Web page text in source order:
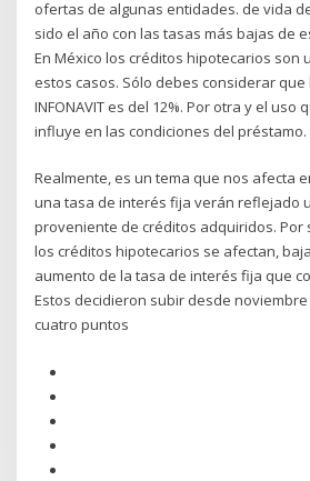
ofertas de algunas entidades. de vida
sido el año con las tasas más bajas de
En México los créditos hipotecarios son
estos casos. Sólo debes considerar
INFONAVIT es del 12%. Por otra y el uso
influye en las condiciones del préstamo.
Realmente, es un tema que nos afecta
una tasa de interés fija verán reflejado
proveniente de créditos adquiridos. Por
los créditos hipotecarios se afectan,
aumento de la tasa de interés fija que
Estos decidieron subir desde
cuatro puntos